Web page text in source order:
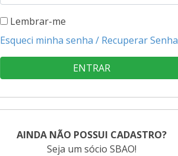
Lembrar-me
Esqueci minha senha / Recuperar Senha
ENTRAR
AINDA NÃO POSSUI CADASTRO?
Seja um sócio SBAO!